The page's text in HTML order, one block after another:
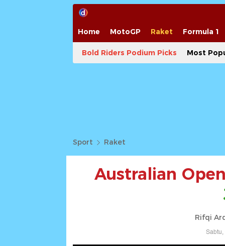
Home MotoGP Raket Formula 1
Bold Riders Podium Picks Most
Sport Raket
Australian
Rifqi